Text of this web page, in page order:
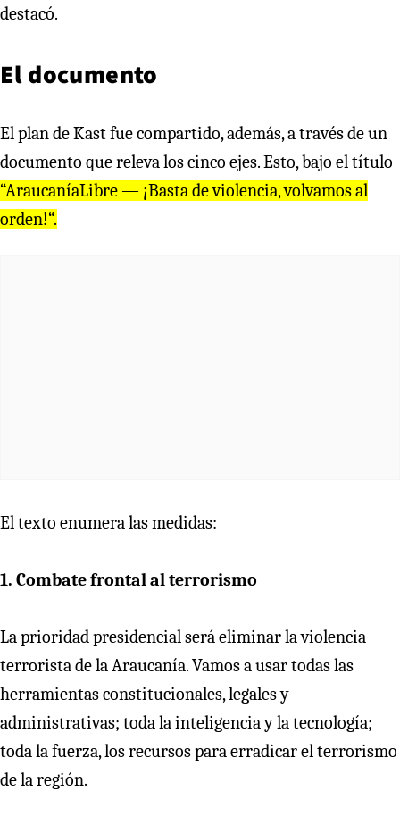
destacó.
El documento
El plan de Kast fue compartido, además, a través de un
documento que releva los cinco ejes. Esto, bajo el título
“AraucaníaLibre — ¡Basta de violencia, volvamos al
orden!“.
El texto enumera las medidas:
1.⁠ ⁠Combate frontal al terrorismo
La prioridad presidencial será eliminar la violencia
terrorista de la Araucanía. Vamos a usar todas las
herramientas constitucionales, legales y
administrativas; toda la inteligencia y la tecnología;
toda la fuerza, los recursos para erradicar el terrorismo
de la región.